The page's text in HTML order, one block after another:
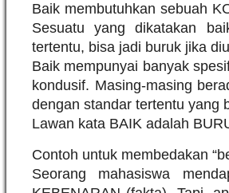
Baik membutuhkan sebuah
Sesuatu yang dikatakan
tertentu, bisa jadi buruk jika
Baik mempunyai banyak
kondusif. Masing-masing
dengan standar tertentu yang
Lawan kata BAIK adalah
Contoh untuk membedakan
Seorang mahasiswa